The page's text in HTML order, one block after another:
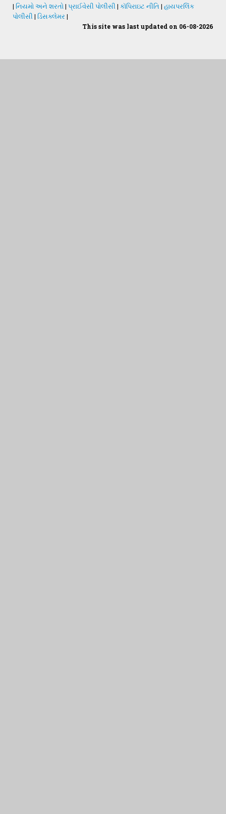
| નિયમો અને શરતો| પ્રાઈવેસી પોલીસી | કૉપિરાઇટ નીતિ | હાયપરલિંક
પોલીસી | ડિસક્લેમર |
This site was last updated on 06-08-2026